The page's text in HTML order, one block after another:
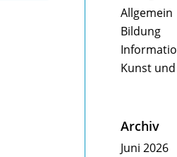
Allgemein
Bildung
Kunst
Archiv
Juni 2026